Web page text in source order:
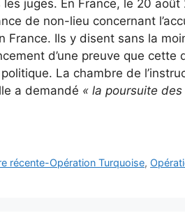
les juges. En France, le 20
de non-lieu concernant
France. Ils y disent sans la
d’une preuve que cette
La chambre de
a demandé « la poursuite
récente-Opération Turquoise,